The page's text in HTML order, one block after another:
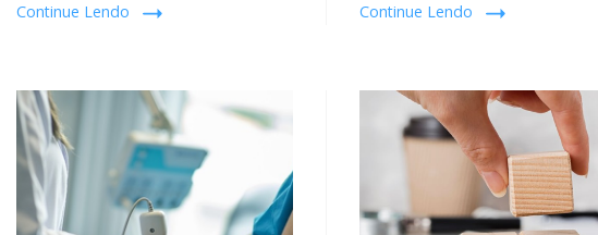
Continue Lendo Continue Lendo